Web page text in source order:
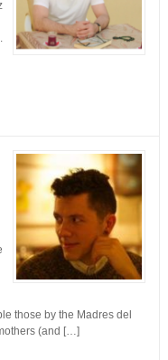
those by the Madres del
(and […]